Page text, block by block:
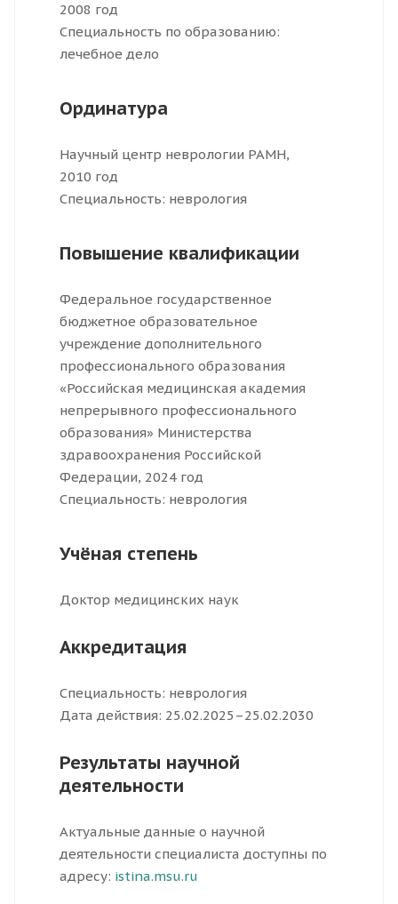
2008 год
Специальность по образованию:
лечебное дело
Ординатура
Научный центр неврологии РАМН,
2010 год
Специальность: неврология
Повышение квалификации
Федеральное государственное
бюджетное образовательное
учреждение дополнительного
профессионального образования
«Российская медицинская академия
непрерывного профессионального
образования» Министерства
здравоохранения Российской
Федерации, 2024 год
Специальность: неврология
Учёная степень
Доктор медицинских наук
Аккредитация
Специальность: неврология
Дата действия: 25.02.2025–25.02.2030
Результаты научной
деятельности
Актуальные данные о научной
деятельности специалиста доступны по
адресу: istina.msu.ru